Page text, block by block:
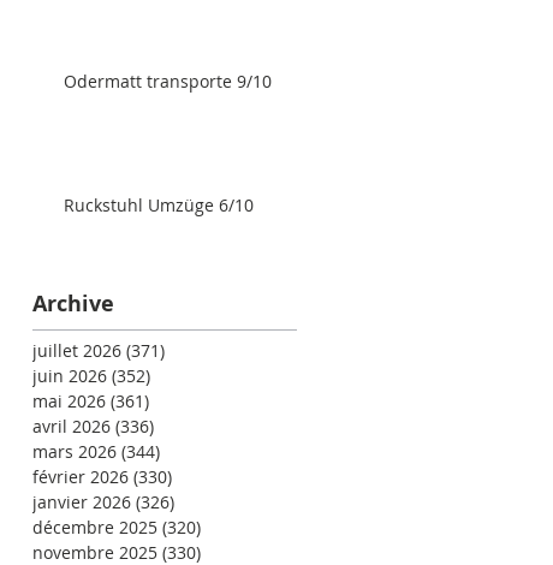
Odermatt transporte 9/10
Ruckstuhl Umzüge 6/10
Archive
juillet 2026 (371)
juin 2026 (352)
mai 2026 (361)
avril 2026 (336)
mars 2026 (344)
février 2026 (330)
janvier 2026 (326)
décembre 2025 (320)
novembre 2025 (330)